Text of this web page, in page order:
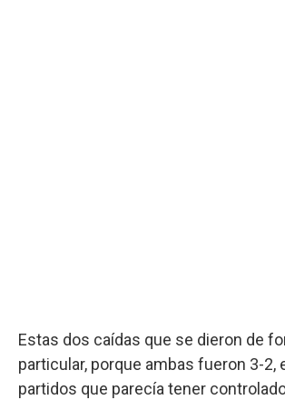
Estas dos caídas que se dieron de
particular, porque ambas fueron 3-2,
partidos que parecía tener